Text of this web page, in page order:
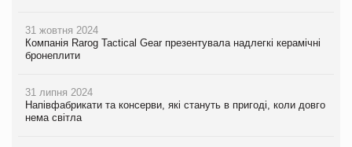
31 жовтня 2024
Компанія Rarog Tactical Gear презентувала надлегкі керамічні
бронеплити
31 липня 2024
Напівфабрикати та консерви, які стануть в пригоді, коли довго
нема світла